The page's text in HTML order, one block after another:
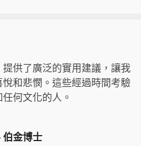
供了廣泛的實用建議，讓我
和悲憫。這些經過時間考驗
何文化的人。
伯金博士